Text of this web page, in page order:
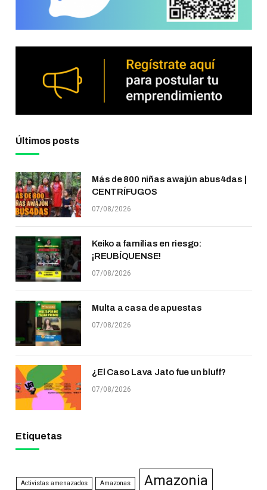
Últimos posts
Más de 800 niñas awajún abus4das |
CENTRÍFUGOS
07/08/2026
Keiko a familias en riesgo:
¡REUBÍQUENSE!
07/08/2026
Multa a casa de apuestas
07/08/2026
¿El Caso Lava Jato fue un bluff?
07/08/2026
Etiquetas
Activistas amenazados Amazonas Amazonia